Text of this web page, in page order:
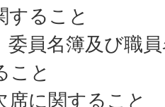
すること
委員名簿及び職
こと
席に関すること